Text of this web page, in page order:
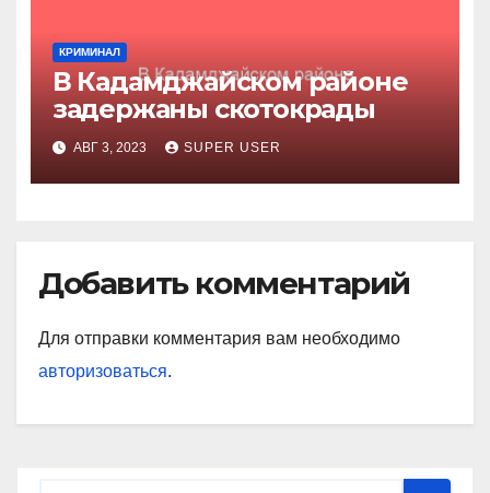
КРИМИНАЛ
В Кадамджайском районе
задержаны скотокрады
АВГ 3, 2023 SUPER USER
Добавить комментарий
Для отправки комментария вам необходимо
авторизоваться.